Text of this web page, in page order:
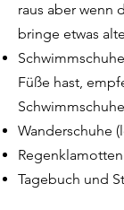
raus aber wenn
bringe etwas
Füße hast,
Wanderschuhe
Regenklamotten
Tagebuch und